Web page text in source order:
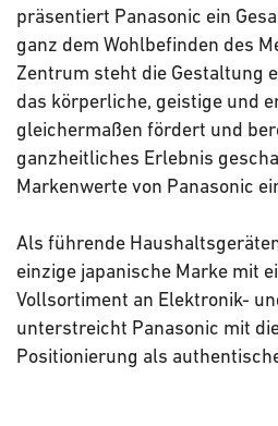
präsentiert Panasonic ein
ganz dem Wohlbefinden des
Zentrum steht die Gestaltung
das körperliche, geistige und
gleichermaßen fördert und
ganzheitliches Erlebnis
Markenwerte von Panasonic
Als führende
einzige japanische Marke mit
Vollsortiment an Elektronik-
unterstreicht Panasonic mit
Positionierung als